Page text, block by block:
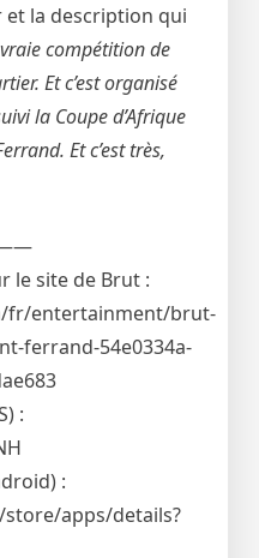
et la description qui
compétition de
Et c’est organisé
la Coupe d’Afrique
Et c’est très,
le site de Brut :
fr/entertainment/brut-
ferrand-54e0334a-
:
:
apps/details?